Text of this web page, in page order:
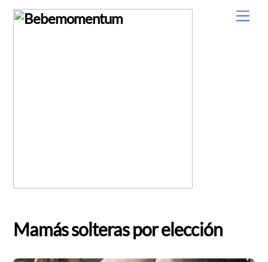
Skip
Mamás solteras por elección